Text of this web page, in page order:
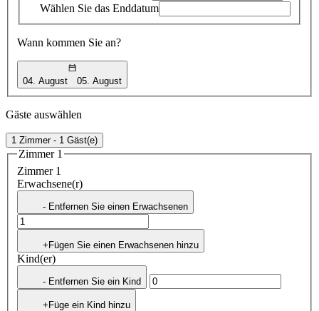
Wählen Sie das Enddatum
Wann kommen Sie an?
04. August 05. August
Gäste auswählen
1 Zimmer - 1 Gäst(e)
Zimmer 1
Zimmer 1
Erwachsene(r)
- Entfernen Sie einen Erwachsenen
+Fügen Sie einen Erwachsenen hinzu
Kind(er)
- Entfernen Sie ein Kind
+Füge ein Kind hinzu